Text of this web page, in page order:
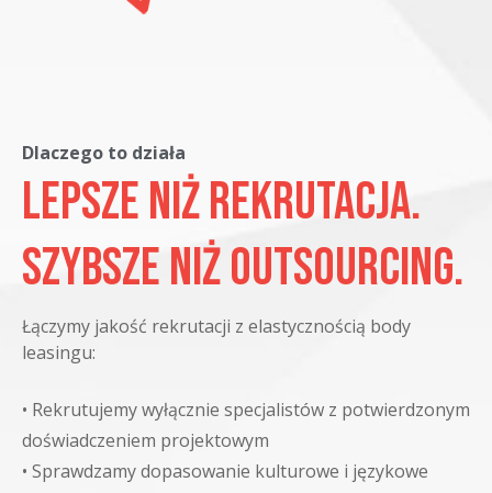
Dlaczego to działa
Lepsze niż rekrutacja.
Szybsze niż outsourcing.
Łączymy jakość rekrutacji z elastycznością body
leasingu:
• Rekrutujemy wyłącznie specjalistów z potwierdzonym
doświadczeniem projektowym
• Sprawdzamy dopasowanie kulturowe i językowe